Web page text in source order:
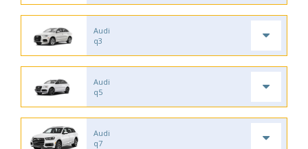
Audi
q3
Audi
q5
Audi
q7